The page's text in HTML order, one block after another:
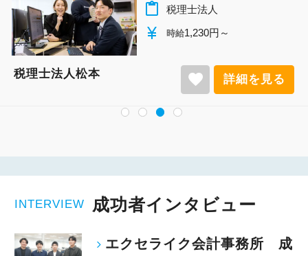
content_paste 税理士法人
currency_yen 時給1,140円～
税理士法人松本 favorite 詳細を見る
INTERVIEW 成功者インタビュー
エクセライク会計事務所 成